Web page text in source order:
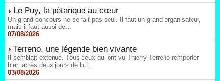
Le Puy, la pétanque au cœur
Un grand concours ne se fait pas seul. Il faut un grand organisateur,
mais il faut aussi de...
07/08/2026
Terreno, une légende bien vivante
Il semblait exténué. Tous ceux qui ont vu Thierry Terreno remporter
hier, après deux jours de lutt...
03/08/2026